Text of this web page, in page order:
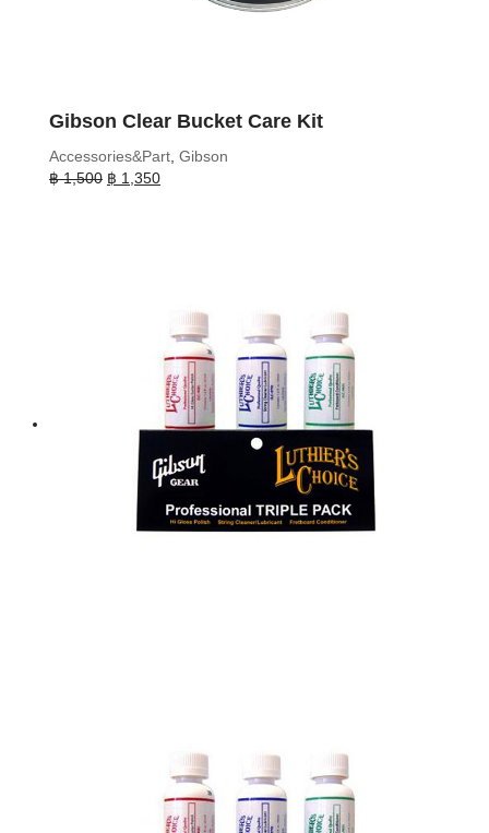
Gibson Clear Bucket Care Kit
Accessories&Part, Gibson
฿1,500 Original
฿ 1,350Current